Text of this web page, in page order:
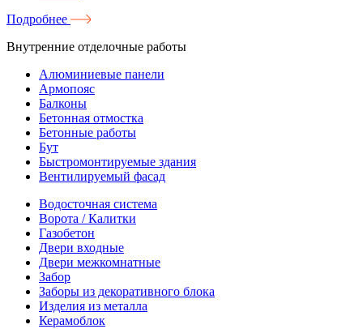
Подробнее
Внутренние отделочные работы
Алюминиевые панели
Армопояс
Балконы
Бетонная отмостка
Бетонные работы
Бут
Быстромонтируемые здания
Вентилируемый фасад
Водосточная система
Ворота / Калитки
Газобетон
Двери входные
Двери межкомнатные
Забор
Заборы из декоративного блока
Изделия из металла
Керамоблок